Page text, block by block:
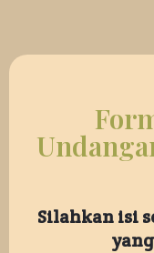
Silahkan isi